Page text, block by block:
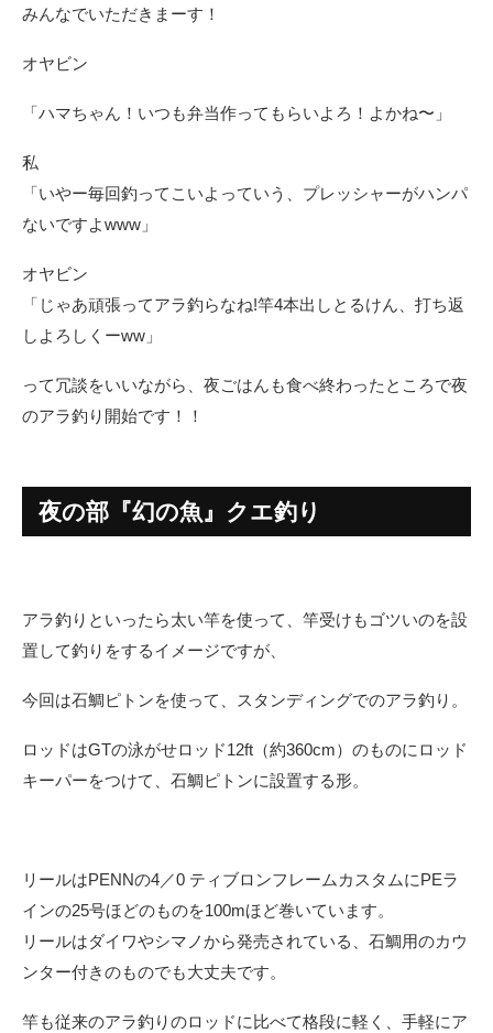
みんなでいただきまーす！
オヤビン
「ハマちゃん！いつも弁当作ってもらいよろ！よかね〜」
私
「いやー毎回釣ってこいよっていう、プレッシャーがハンパ
ないですよwww」
オヤビン
「じゃあ頑張ってアラ釣らなね!竿4本出しとるけん、打ち返
しよろしくーww」
って冗談をいいながら、夜ごはんも食べ終わったところで夜
のアラ釣り開始です！！
夜の部『幻の魚』クエ釣り
アラ釣りといったら太い竿を使って、竿受けもゴツいのを設
置して釣りをするイメージですが、
今回は石鯛ピトンを使って、スタンディングでのアラ釣り。
ロッドはGTの泳がせロッド12ft（約360cm）のものにロッド
キーパーをつけて、石鯛ピトンに設置する形。
リールはPENNの4／0 ティブロンフレームカスタムにPEラ
インの25号ほどのものを100mほど巻いています。
リールはダイワやシマノから発売されている、石鯛用のカウ
ンター付きのものでも大丈夫です。
竿も従来のアラ釣りのロッドに比べて格段に軽く、手軽にア